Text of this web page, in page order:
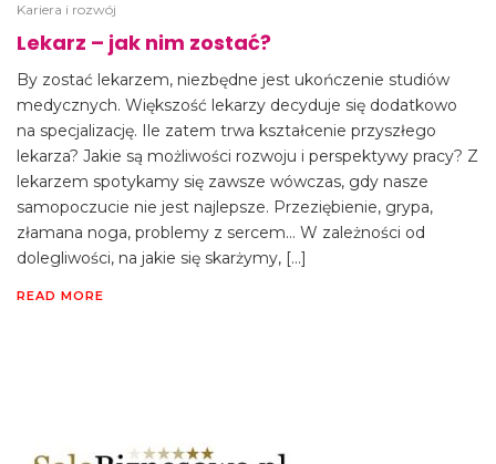
Kariera i rozwój
Lekarz – jak nim zostać?
By zostać lekarzem, niezbędne jest ukończenie studiów
medycznych. Większość lekarzy decyduje się dodatkowo
na specjalizację. Ile zatem trwa kształcenie przyszłego
lekarza? Jakie są możliwości rozwoju i perspektywy pracy? Z
lekarzem spotykamy się zawsze wówczas, gdy nasze
samopoczucie nie jest najlepsze. Przeziębienie, grypa,
złamana noga, problemy z sercem… W zależności od
dolegliwości, na jakie się skarżymy, […]
READ MORE